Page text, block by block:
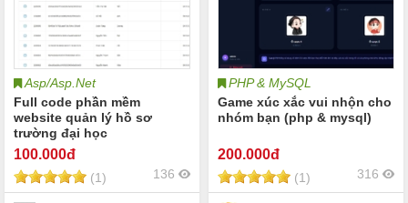
Asp/Asp.Net
Full code phần mềm
website quản lý hồ sơ
trường đại học
100.000đ
(1) 136
PHP & MySQL
Game xúc xắc vui nhộn cho
nhóm bạn (php & mysql)
200.000đ
(1) 316